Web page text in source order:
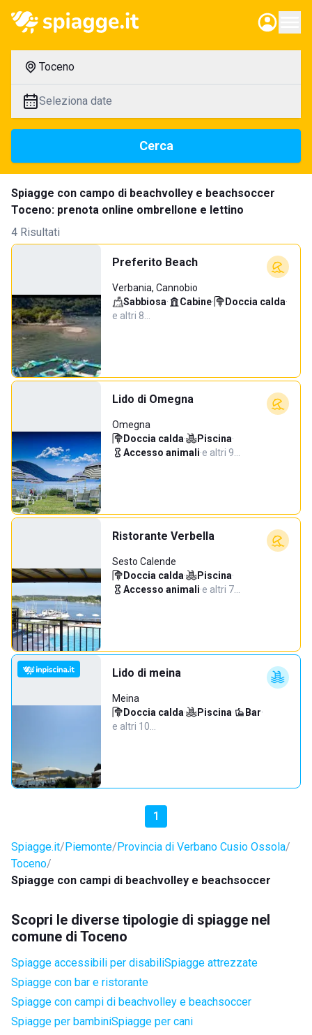
Toceno
Seleziona date
Cerca
Spiagge con campo di beachvolley e beachsoccer
Toceno: prenota online ombrellone e lettino
4 Risultati
Preferito Beach
Verbania, Cannobio
Sabbiosa· Cabine· Doccia calda·
e altri 8…
Lido di Omegna
Omegna
Doccia calda· Piscina·
Accesso animali·e altri 9…
Ristorante Verbella
Sesto Calende
Doccia calda· Piscina·
Accesso animali·e altri 7…
Lido di meina
Meina
Doccia calda· Piscina· Bar·
e altri 10…
1
Spiagge.it Piemonte Provincia di Verbano Cusio Ossola
Toceno
Spiagge con campi di beachvolley e beachsoccer
Scopri le diverse tipologie di spiagge nel
comune di Toceno
Spiagge accessibili per disabiliSpiagge attrezzate
Spiagge con bar e ristorante
Spiagge con campi di beachvolley e beachsoccer
Spiagge per bambiniSpiagge per cani